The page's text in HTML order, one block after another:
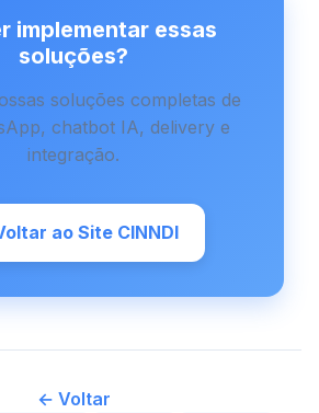
implementar essas
soluções?
soluções completas de
chatbot IA, delivery e
integração.
ao Site CINNDI
← Voltar